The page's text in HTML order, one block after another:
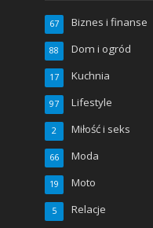
Biznes i finanse
67
Dom i ogród
88
Kuchnia
17
Lifestyle
97
Miłość i seks
2
Moda
66
Moto
19
Relacje
5